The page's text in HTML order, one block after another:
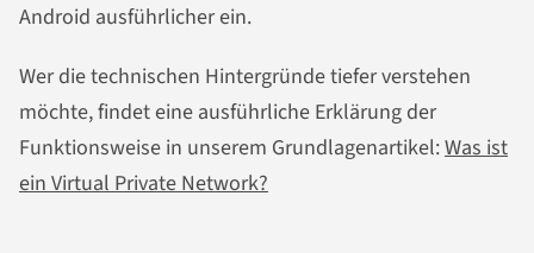
Android ausführlicher ein.
Wer die technischen Hintergründe tiefer verstehen
möchte, findet eine ausführliche Erklärung der
Funktionsweise in unserem Grundlagenartikel:Was ist
ein Virtual Private Network?